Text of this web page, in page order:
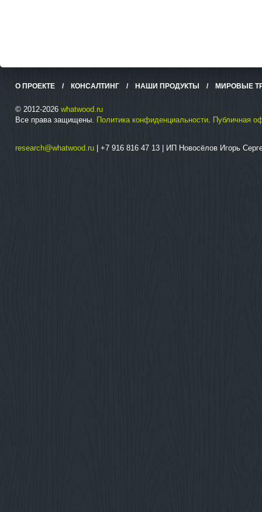
О ПРОЕКТЕ / КОНСАЛТИНГ / НАШИ ПРОДУКТЫ / МИРОВЫЕ
© 2012-2026 whatwood.ru
Все права защищены. Политика конфиденциальности. Публичная
research@whatwood.ru | +7 916 816 47 13 | ИП Новосёлов Игорь